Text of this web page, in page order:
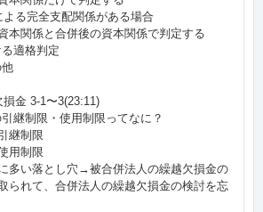
る完全支配関係がある場合
係と合併後の資本関係で判定する
適格判定
金 3-1〜3(23:11)
継制限・使用制限ってなに？
制限
制限
落とし穴→被合併法人の繰越欠損金の
られて、合併法人の繰越欠損金の検討を忘